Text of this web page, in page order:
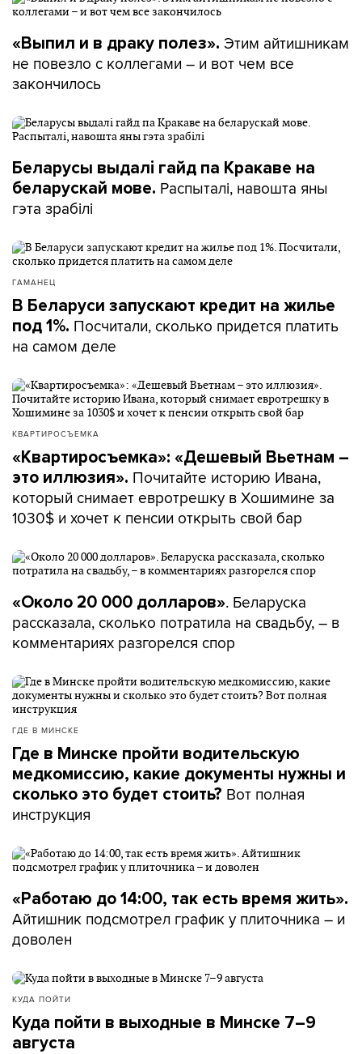
«Выпил и в драку полез». Этим айтишникам
не повезло с коллегами – и вот чем все
закончилось
Беларусы выдалі гайд па Кракаве на
беларускай мове. Распыталі, навошта яны
гэта зрабілі
ГАМАНЕЦ
В Беларуси запускают кредит на жилье
под 1%. Посчитали, сколько придется платить
на самом деле
КВАРТИРОСЪЕМКА
«Квартиросъемка»: «Дешевый Вьетнам –
это иллюзия». Почитайте историю Ивана,
который снимает евротрешку в Хошимине за
1030$ и хочет к пенсии открыть свой бар
«Около 20 000 долларов». Беларуска
рассказала, сколько потратила на свадьбу, – в
комментариях разгорелся спор
ГДЕ В МИНСКЕ
Где в Минске пройти водительскую
медкомиссию, какие документы нужны и
сколько это будет стоить? Вот полная
инструкция
«Работаю до 14:00, так есть время жить».
Айтишник подсмотрел график у плиточника – и
доволен
КУДА ПОЙТИ
Куда пойти в выходные в Минске 7–9
августа